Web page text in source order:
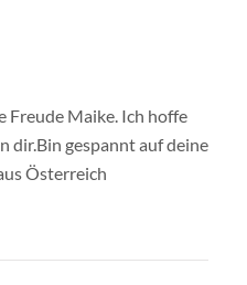
Freude Maike. Ich hoffe
dir.Bin gespannt auf deine
Österreich